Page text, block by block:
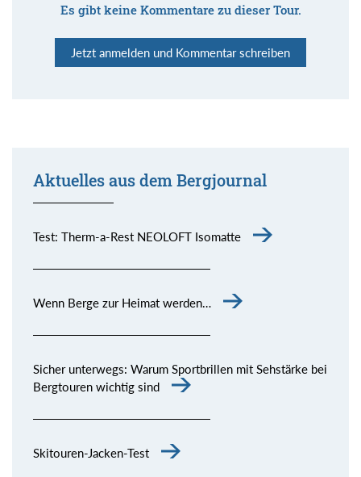
Es gibt keine Kommentare zu dieser Tour.
Jetzt anmelden und Kommentar schreiben
Aktuelles aus dem Bergjournal
Test: Therm-a-Rest NEOLOFT Isomatte
Wenn Berge zur Heimat werden…
Sicher unterwegs: Warum Sportbrillen mit Sehstärke bei
Bergtouren wichtig sind
Skitouren-Jacken-Test